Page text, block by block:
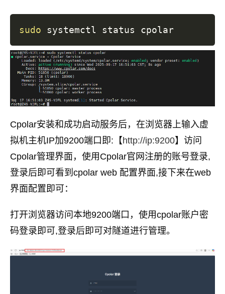
sudo
Cpolar安装和成功启动服务后，在浏览器上输入虚
拟机主机IP加9200端口即:【http://ip:9200】访问
Cpolar管理界面，使用Cpolar官网注册的账号登录,
登录后即可看到cpolar web 配置界面,接下来在web
界面配置即可：
打开浏览器访问本地9200端口，使用cpolar账户密
码登录即可,登录后即可对隧道进行管理。